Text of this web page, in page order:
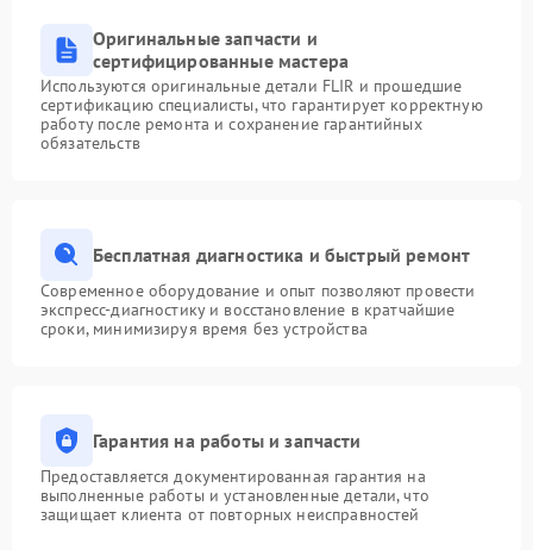
Оригинальные запчасти и
сертифицированные мастера
Используются оригинальные детали FLIR и прошедшие
сертификацию специалисты, что гарантирует корректную
работу после ремонта и сохранение гарантийных
обязательств
Бесплатная диагностика и быстрый ремонт
Современное оборудование и опыт позволяют провести
экспресс-диагностику и восстановление в кратчайшие
сроки, минимизируя время без устройства
Гарантия на работы и запчасти
Предоставляется документированная гарантия на
выполненные работы и установленные детали, что
защищает клиента от повторных неисправностей